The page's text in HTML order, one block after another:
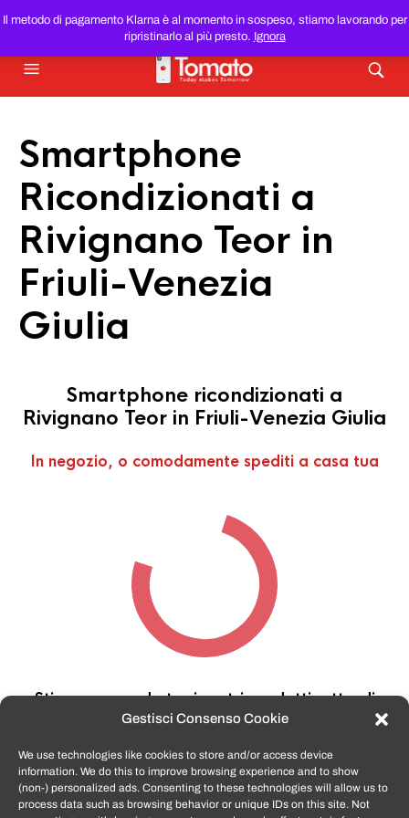
Gestisci Consenso Cookie
We use technologies like cookies to store and/or access device
information. We do this to improve browsing experience and to show
(non-) personalized ads. Consenting to these technologies will allow us to
process data such as browsing behavior or unique IDs on this site. Not
Il metodo di pagamento Klarna è al momento in sospeso, stiamo lavorando per
ripristinarlo al più presto. Ignora
SMARTPHONE E TABLET RICONDIZIONATIAL MIGLIOR
PREZZO DEL WEB!
Smartphone
Ricondizionati a
Rivignano Teor in
Friuli-Venezia
Giulia
Smartphone ricondizionati a
Rivignano Teor in Friuli-Venezia Giulia
In negozio, o comodamente spediti a casa tua
Stiamo cercando tra i nostri prodotti, attendi
qualche secondo…
TomatoSmartphone.itè lo shop n.1 in italia per
smartphone ricondizionati garantiti e certificati